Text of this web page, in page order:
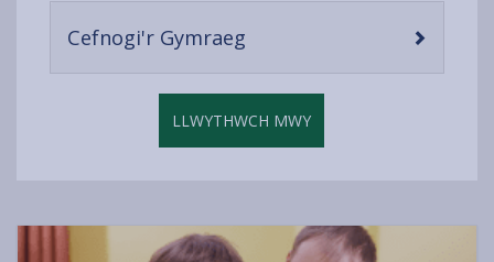
Cefnogi'r Gymraeg
content
LLWYTHWCH MWY